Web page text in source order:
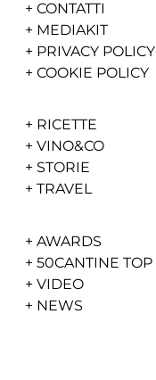
+ CONTATTI
+ MEDIAKIT
+ PRIVACY POLICY
+ COOKIE POLICY
+ RICETTE
+ VINO&CO
+ STORIE
+ TRAVEL
+ AWARDS
+ 50CANTINE TOP
+ VIDEO
+ NEWS